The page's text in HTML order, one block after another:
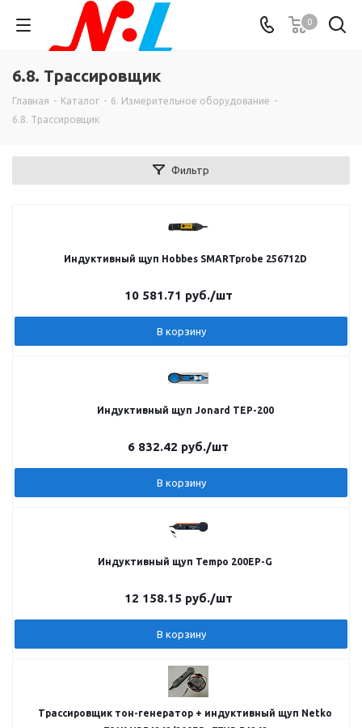
0
6.8. Трассировщик
Главная - Каталог - 6. Измерительное оборудование -
6.8. Трассировщик
Фильтр
Индуктивный щуп Hobbes SMARTprobe 256712D
10 581.71 руб./шт
В корзину
Индуктивный щуп Jonard TEP-200
6 832.42 руб./шт
В корзину
Индуктивный щуп Tempo 200EP-G
12 158.15 руб./шт
В корзину
Трассировщик тон-генератор + индуктивный щуп Netko